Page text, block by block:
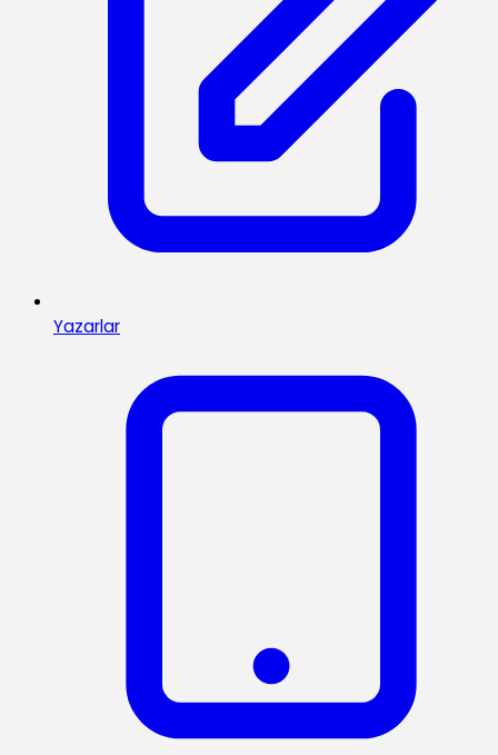
Yazarlar